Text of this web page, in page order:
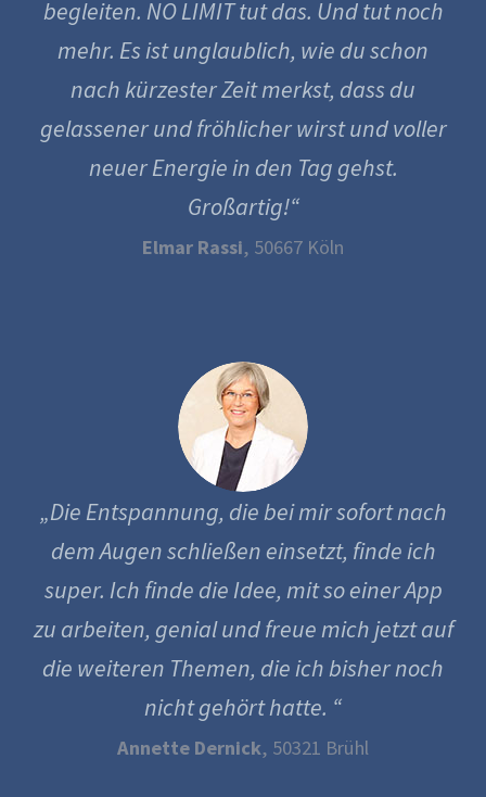
begleiten. NO LIMIT tut das. Und tut noch
mehr. Es ist unglaublich, wie du schon
nach kürzester Zeit merkst, dass du
gelassener und fröhlicher wirst und voller
neuer Energie in den Tag gehst.
Großartig!“
Elmar Rassi, 50667 Köln
„Die Entspannung, die bei mir sofort nach
dem Augen schließen einsetzt, finde ich
super. Ich finde die Idee, mit so einer App
zu arbeiten, genial und freue mich jetzt auf
die weiteren Themen, die ich bisher noch
nicht gehört hatte. “
Annette Dernick, 50321 Brühl